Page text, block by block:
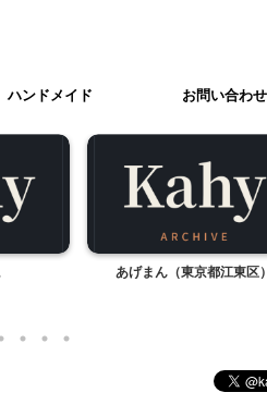
ハンドメイド お問い合わせ
あげまん（東京都江東区）